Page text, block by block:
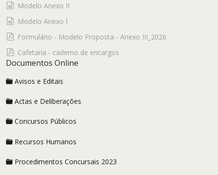
documento
Modelo Anexo II
documento
Modelo Anexo I
pdf
Formulário - Modelo Proposta - Anexo III_2026
pdf
Cafetaria - caderno de encargos
Documentos Online
Avisos e Editais
Actas e Deliberações
Concursos Públicos
Recursos Humanos
Procedimentos Concursais 2023